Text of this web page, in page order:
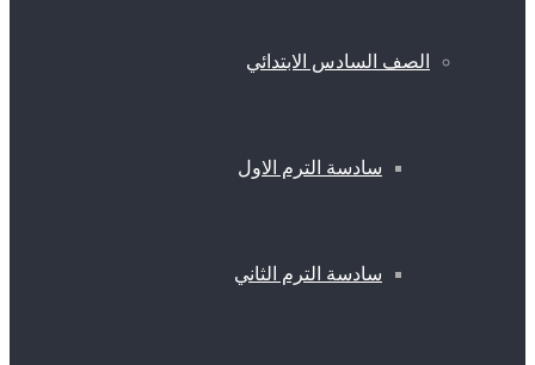
الصف السادس الابتدائي
سادسة الترم الاول
سادسة الترم الثاني